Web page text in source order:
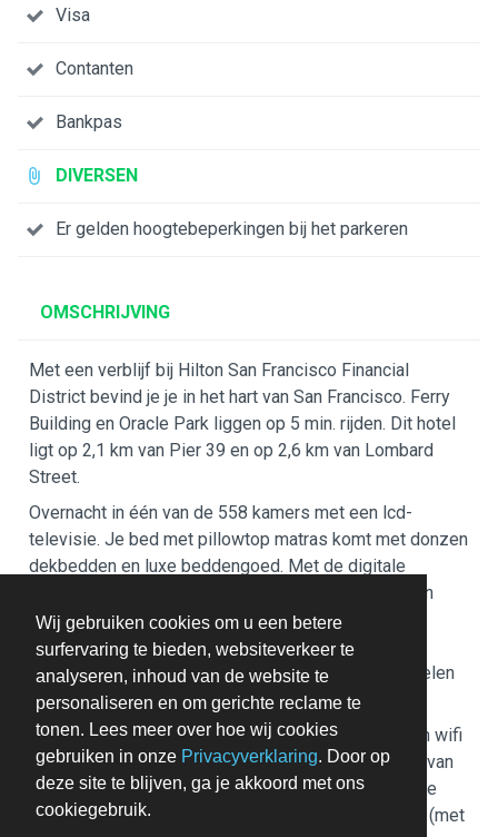
Wij gebruiken cookies om u een betere
surfervaring te bieden, websiteverkeer te
analyseren, inhoud van de website te
personaliseren en om gerichte reclame te
tonen. Lees meer over hoe wij cookies
gebruiken in onze Privacyverklaring. Door op
deze site te blijven, ga je akkoord met ons
cookiegebruik.
Visa
Contanten
Bankpas
DIVERSEN
Er gelden hoogtebeperkingen bij het parkeren
OMSCHRIJVING
Met een verblijf bij Hilton San Francisco Financial
District bevind je je in het hart van San Francisco. Ferry
Building en Oracle Park liggen op 5 min. rijden. Dit hotel
ligt op 2,1 km van Pier 39 en op 2,6 km van Lombard
Street.
Overnacht in één van de 558 kamers met een lcd-
televisie. Je bed met pillowtop matras komt met donzen
dekbedden en luxe beddengoed. Met de digitale
zenders op de televisie kun je lekker ontspannen en
tegen betaling kun je gebruikmaken van wifi of
kabelinternet. De privébadkamers met een
bad/douchecombinatie hebben designer toiletartikelen
en haardrogers.
Profiteer van fitnessfaciliteiten of maak gebruik van wifi
(toeslag) of conciërgeservices. Andere kenmerken van
dit hotel zijn huwelijksservices, een open haard in de
lobby en gebruik van het fitnesscentrum in de buurt (met